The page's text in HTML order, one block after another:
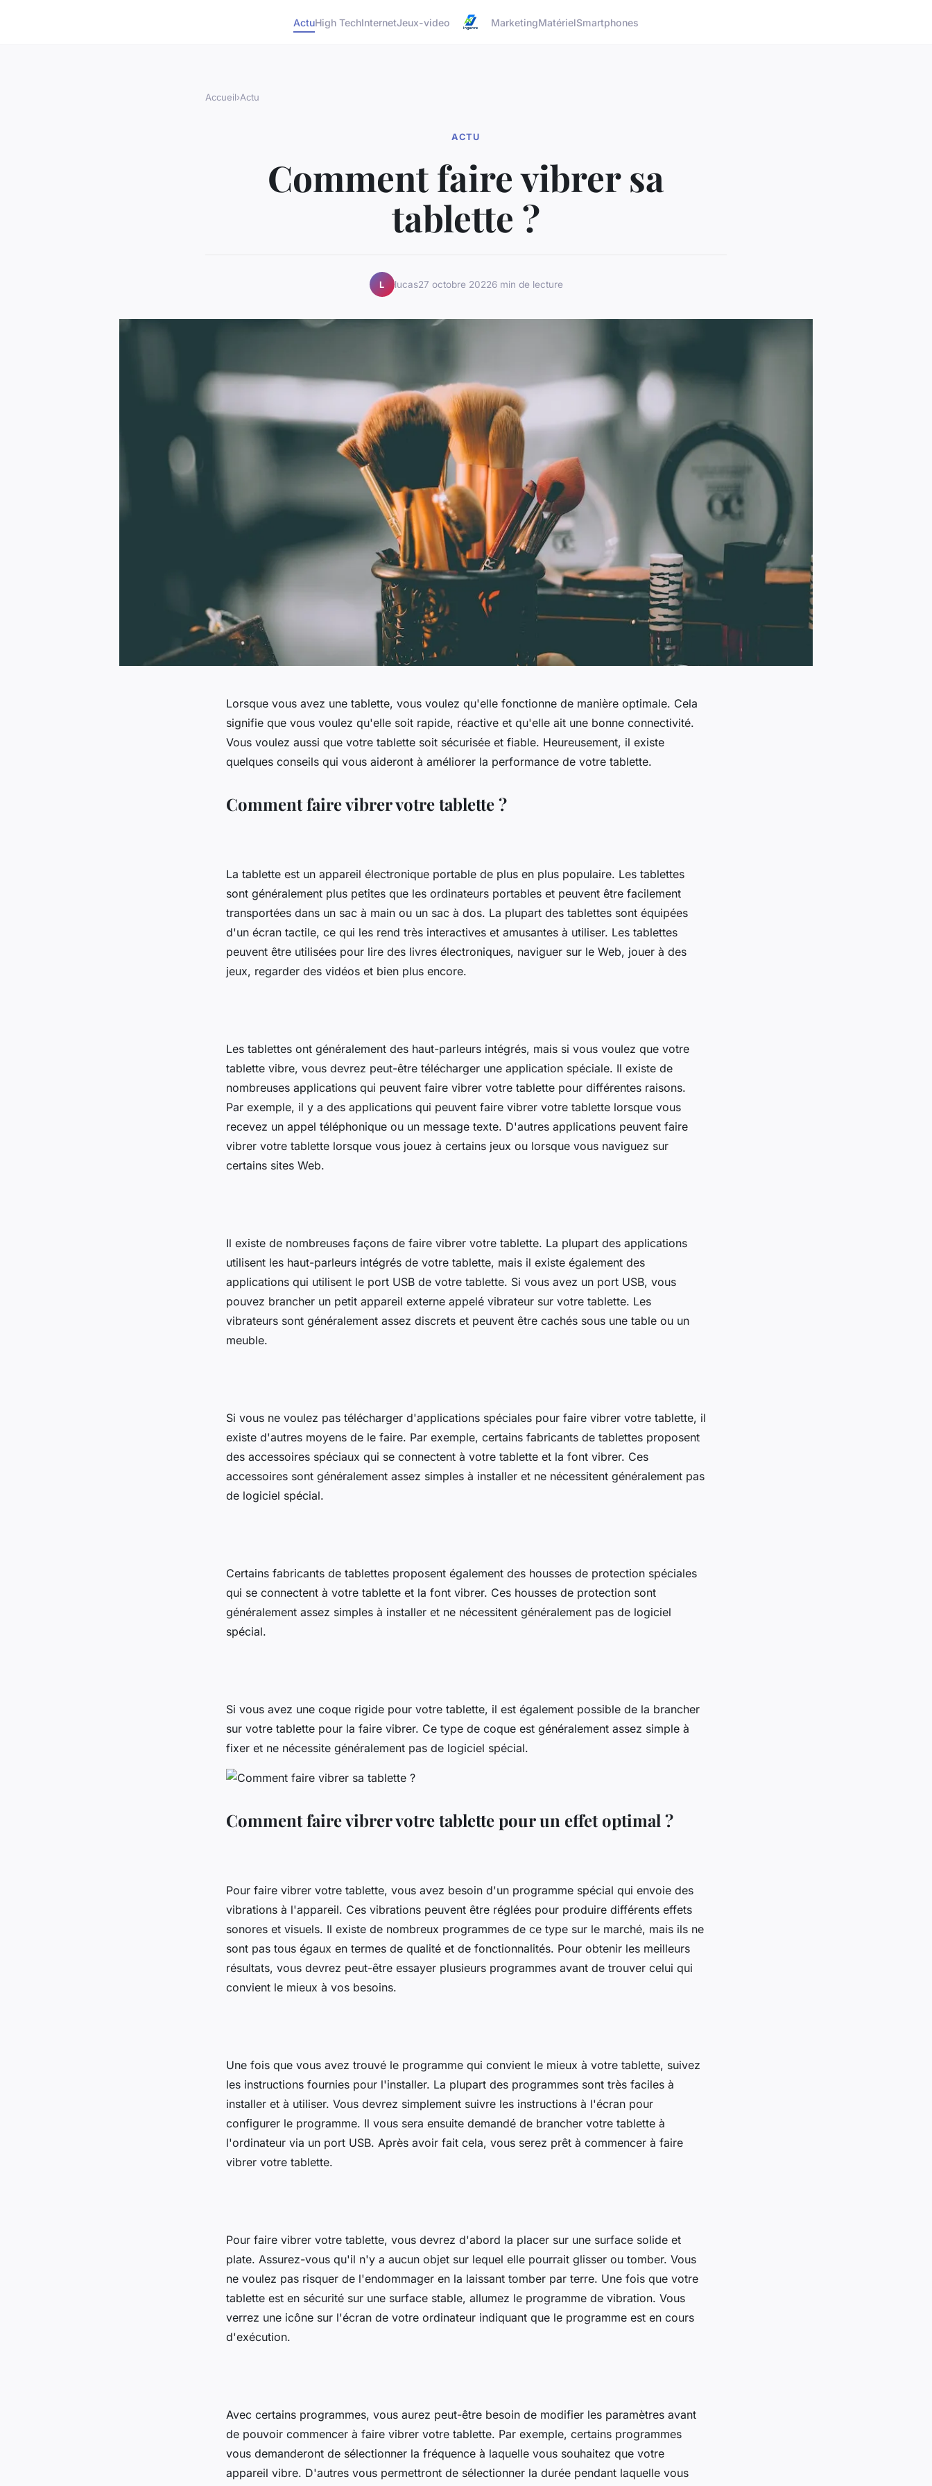
ActuHigh TechInternetJeux-video MarketingMatérielSmartphones
Accueil›Actu
ACTU
Comment faire vibrer sa
tablette ?
L lucas27 octobre 20226 min de lecture
Lorsque vous avez une tablette, vous voulez qu'elle fonctionne de manière optimale. Cela
signifie que vous voulez qu'elle soit rapide, réactive et qu'elle ait une bonne connectivité.
Vous voulez aussi que votre tablette soit sécurisée et fiable. Heureusement, il existe
quelques conseils qui vous aideront à améliorer la performance de votre tablette.
Comment faire vibrer votre tablette ?
La tablette est un appareil électronique portable de plus en plus populaire. Les tablettes
sont généralement plus petites que les ordinateurs portables et peuvent être facilement
transportées dans un sac à main ou un sac à dos. La plupart des tablettes sont équipées
d'un écran tactile, ce qui les rend très interactives et amusantes à utiliser. Les tablettes
peuvent être utilisées pour lire des livres électroniques, naviguer sur le Web, jouer à des
jeux, regarder des vidéos et bien plus encore.
Les tablettes ont généralement des haut-parleurs intégrés, mais si vous voulez que votre
tablette vibre, vous devrez peut-être télécharger une application spéciale. Il existe de
nombreuses applications qui peuvent faire vibrer votre tablette pour différentes raisons.
Par exemple, il y a des applications qui peuvent faire vibrer votre tablette lorsque vous
recevez un appel téléphonique ou un message texte. D'autres applications peuvent faire
vibrer votre tablette lorsque vous jouez à certains jeux ou lorsque vous naviguez sur
certains sites Web.
Il existe de nombreuses façons de faire vibrer votre tablette. La plupart des applications
utilisent les haut-parleurs intégrés de votre tablette, mais il existe également des
applications qui utilisent le port USB de votre tablette. Si vous avez un port USB, vous
pouvez brancher un petit appareil externe appelé vibrateur sur votre tablette. Les
vibrateurs sont généralement assez discrets et peuvent être cachés sous une table ou un
meuble.
Si vous ne voulez pas télécharger d'applications spéciales pour faire vibrer votre tablette, il
existe d'autres moyens de le faire. Par exemple, certains fabricants de tablettes proposent
des accessoires spéciaux qui se connectent à votre tablette et la font vibrer. Ces
accessoires sont généralement assez simples à installer et ne nécessitent généralement pas
de logiciel spécial.
Certains fabricants de tablettes proposent également des housses de protection spéciales
qui se connectent à votre tablette et la font vibrer. Ces housses de protection sont
généralement assez simples à installer et ne nécessitent généralement pas de logiciel
spécial.
Si vous avez une coque rigide pour votre tablette, il est également possible de la brancher
sur votre tablette pour la faire vibrer. Ce type de coque est généralement assez simple à
fixer et ne nécessite généralement pas de logiciel spécial.
Comment faire vibrer votre tablette pour un effet optimal ?
Pour faire vibrer votre tablette, vous avez besoin d'un programme spécial qui envoie des
vibrations à l'appareil. Ces vibrations peuvent être réglées pour produire différents effets
sonores et visuels. Il existe de nombreux programmes de ce type sur le marché, mais ils ne
sont pas tous égaux en termes de qualité et de fonctionnalités. Pour obtenir les meilleurs
résultats, vous devrez peut-être essayer plusieurs programmes avant de trouver celui qui
convient le mieux à vos besoins.
Une fois que vous avez trouvé le programme qui convient le mieux à votre tablette, suivez
les instructions fournies pour l'installer. La plupart des programmes sont très faciles à
installer et à utiliser. Vous devrez simplement suivre les instructions à l'écran pour
configurer le programme. Il vous sera ensuite demandé de brancher votre tablette à
l'ordinateur via un port USB. Après avoir fait cela, vous serez prêt à commencer à faire
vibrer votre tablette.
Pour faire vibrer votre tablette, vous devrez d'abord la placer sur une surface solide et
plate. Assurez-vous qu'il n'y a aucun objet sur lequel elle pourrait glisser ou tomber. Vous
ne voulez pas risquer de l'endommager en la laissant tomber par terre. Une fois que votre
tablette est en sécurité sur une surface stable, allumez le programme de vibration. Vous
verrez une icône sur l'écran de votre ordinateur indiquant que le programme est en cours
d'exécution.
Avec certains programmes, vous aurez peut-être besoin de modifier les paramètres avant
de pouvoir commencer à faire vibrer votre tablette. Par exemple, certains programmes
vous demanderont de sélectionner la fréquence à laquelle vous souhaitez que votre
appareil vibre. D'autres vous permettront de sélectionner la durée pendant laquelle vous